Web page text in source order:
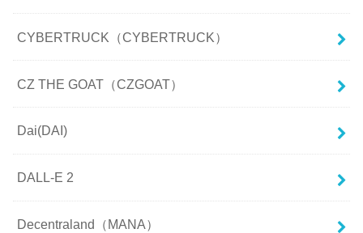
CYBERTRUCK（CYBERTRUCK）
CZ THE GOAT（CZGOAT）
Dai(DAI)
DALL-E 2
Decentraland（MANA）